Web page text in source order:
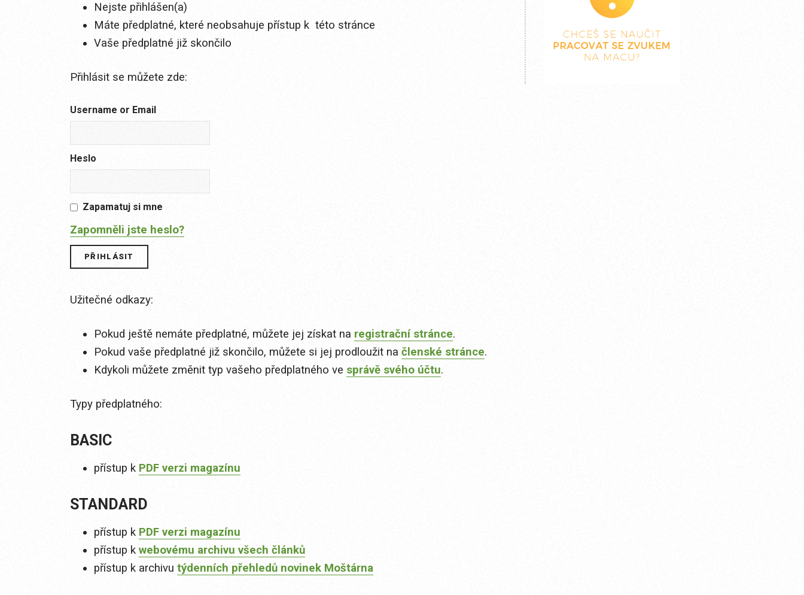
Nejste přihlášen(a)
Máte předplatné, které neobsahuje přístup k této stránce
Vaše předplatné již skončilo
Přihlásit se můžete zde:
Username or Email
Heslo
Zapamatuj si mne
Zapomněli jste heslo?
Užitečné odkazy:
Pokud ještě nemáte předplatné, můžete jej získat na registrační stránce.
Pokud vaše předplatné již skončilo, můžete si jej prodloužit na členské stránce.
Kdykoli můžete změnit typ vašeho předplatného ve správě svého účtu.
Typy předplatného:
BASIC
přístup k PDF verzi magazínu
STANDARD
přístup k PDF verzi magazínu
přístup k webovému archivu všech článků
přístup k archivu týdenních přehledů novinek Moštárna